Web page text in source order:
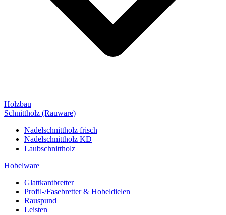
Holzbau
Schnittholz (Rauware)
Nadelschnittholz frisch
Nadelschnittholz KD
Laubschnittholz
Hobelware
Glattkantbretter
Profil-/Fasebretter & Hobeldielen
Rauspund
Leisten